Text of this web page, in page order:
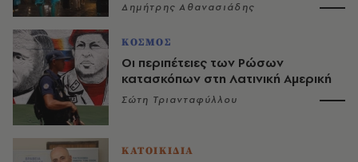
Δημήτρης Αθανασιάδης
ΚΟΣΜΟΣ
Οι περιπέτειες των Ρώσων
κατασκόπων στη Λατινική Αμερική
Σώτη Τριανταφύλλου
ΚΑΤΟΙΚΙΔΙΑ